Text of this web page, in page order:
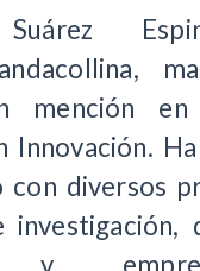
Suárez
mención
Innovación.
con diversos
investigación,
y